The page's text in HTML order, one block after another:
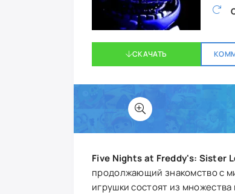
СКАЧАТЬ
Five Nights at Freddy's: Sister
продолжающий знакомство с
игрушки состоят из